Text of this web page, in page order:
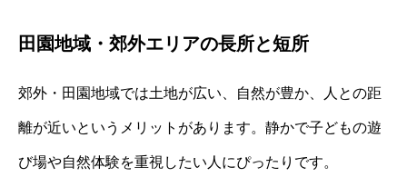
田園地域・郊外エリアの長所と短所
郊外・田園地域では土地が広い、自然が豊か、人との距
離が近いというメリットがあります。静かで子どもの遊
び場や自然体験を重視したい人にぴったりです。